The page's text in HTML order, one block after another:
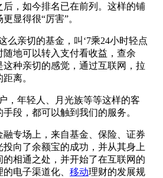
，如今排名已在前列。这样的铺
显得很“厉害”。
么亲切的基金，叫‘7乘24小时轻点
地可以转入支付看收益，查余
这种亲切的感觉，通过互联网，拉
离。
，年轻人、月光族等等这样的客
段，都可以触到我们的服务。
专场上，来自基金、保险、证券
向了余额宝的成功，并从其身上
相通之处，并开始了在互联网的
电子渠道化、 移动理财的发展规